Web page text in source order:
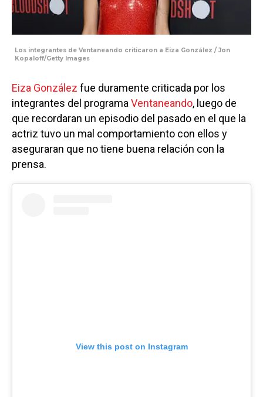
Los integrantes de Ventaneando criticaron a Eiza González / Jon
Kopaloff/Getty Images
Eiza González fue duramente criticada por los
integrantes del programa Ventaneando, luego de
que recordaran un episodio del pasado en el que la
actriz tuvo un mal comportamiento con ellos y
aseguraran que no tiene buena relación con la
prensa.
View this post on Instagram